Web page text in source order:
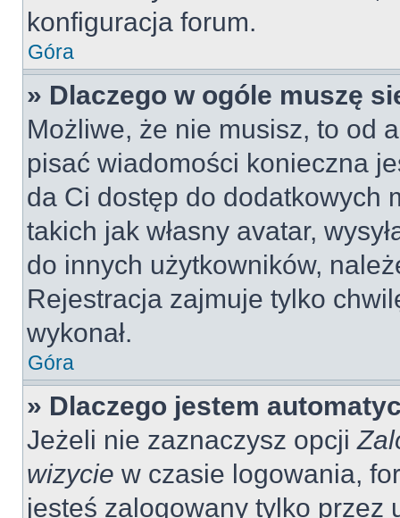
konfiguracja forum.
Góra
» Dlaczego w ogóle muszę
Możliwe, że nie musisz, to od
pisać wiadomości konieczna
da Ci dostęp do dodatkowych
takich jak własny avatar,
do innych użytkowników,
Rejestracja zajmuje tylko
wykonał.
Góra
» Dlaczego jestem
Jeżeli nie zaznaczysz opcji
wizycie w czasie logowania,
jesteś zalogowany tylko przez